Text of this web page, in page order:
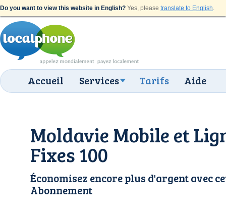
Do you want to view this website in English? Yes, please translate to English.
Accueil Services Tarifs Aide
Moldavie Mobile et
Fixes 100
Économisez encore plus d'argent avec
Abonnement